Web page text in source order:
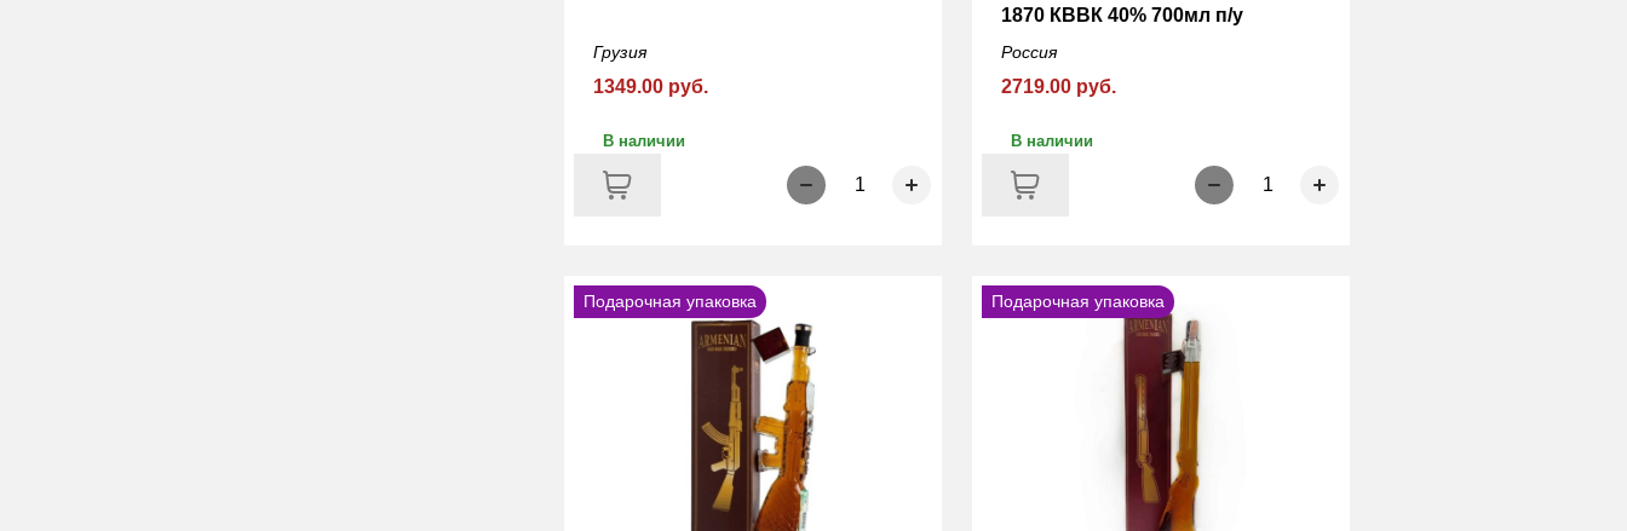
Грузия
1349.00 руб.
В наличии
1
1870 КВВК 40% 700мл п/у
Россия
2719.00 руб.
В наличии
1
Подарочная упаковка Подарочная упаковка